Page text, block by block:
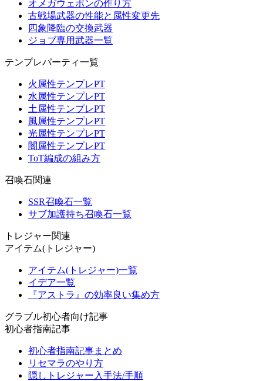
オメガウェポンの作り方
古戦場武器の性能と属性変更先
四象降臨の交換武器
ジョブ専用武器一覧
テンプレパーティ一覧
火属性テンプレPT
水属性テンプレPT
土属性テンプレPT
風属性テンプレPT
光属性テンプレPT
闇属性テンプレPT
ToT編成の組み方
召喚石関連
SSR召喚石一覧
サブ加護持ち召喚石一覧
トレジャー関連
アイテム(トレジャー)
アイテム(トレジャー)一覧
イデア一覧
『アストラ』の効率良い集め方
グラブル初心者向け記事
初心者指南記事
初心者指南記事まとめ
リセマラのやり方
隠しトレジャー入手法/手順